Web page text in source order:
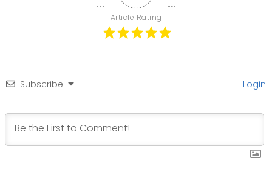
Article Rating
Subscribe Login